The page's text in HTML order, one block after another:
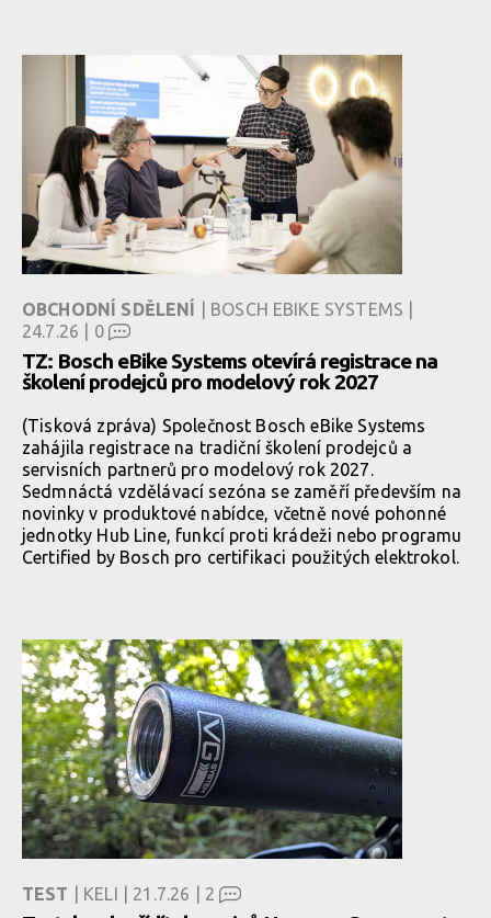
OBCHODNÍ SDĚLENÍ | BOSCH EBIKE SYSTEMS |
24.7.26 | 0
TZ: Bosch eBike Systems otevírá registrace na
školení prodejců pro modelový rok 2027
(Tisková zpráva) Společnost Bosch eBike Systems
zahájila registrace na tradiční školení prodejců a
servisních partnerů pro modelový rok 2027.
Sedmnáctá vzdělávací sezóna se zaměří především na
novinky v produktové nabídce, včetně nové pohonné
jednotky Hub Line, funkcí proti krádeži nebo programu
Certified by Bosch pro certifikaci použitých elektrokol.
TEST | KELI | 21.7.26 | 2